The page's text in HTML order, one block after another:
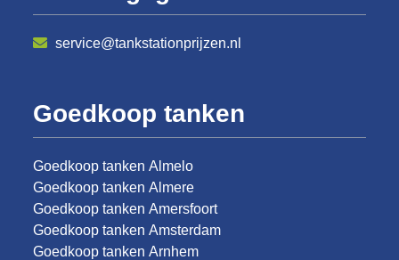
service@tankstationprijzen.nl
Goedkoop tanken
Goedkoop tanken Almelo
Goedkoop tanken Almere
Goedkoop tanken Amersfoort
Goedkoop tanken Amsterdam
Goedkoop tanken Arnhem